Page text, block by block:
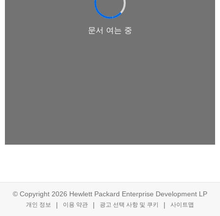
© Copyright 2026 Hewlett Packard Enterprise Development LP
개인 정보 이용 약관 광고 선택 사항 및 쿠키 사이트맵